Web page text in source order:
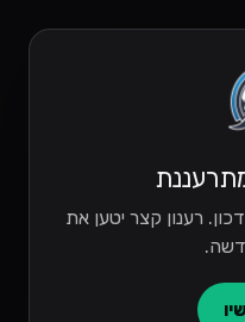
רענון קצר יטען את